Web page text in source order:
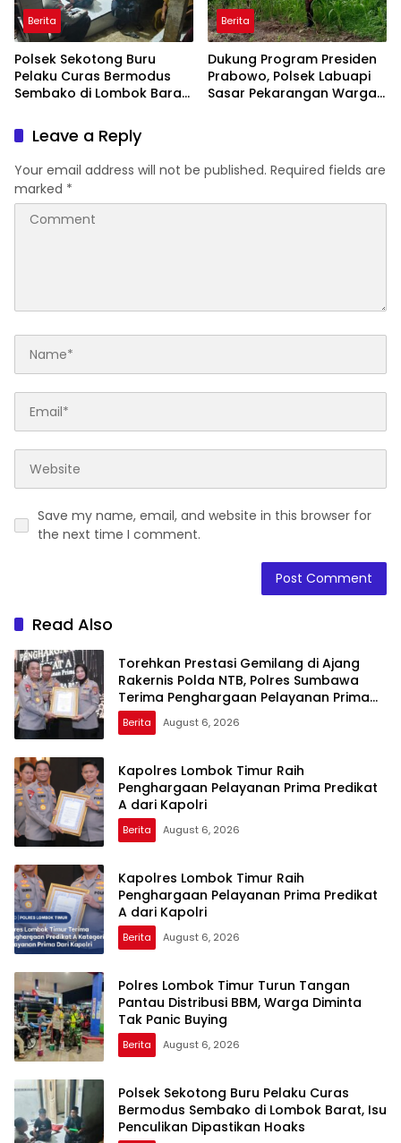
Berita
Polsek Sekotong Buru
Pelaku Curas Bermodus
Sembako di Lombok Barat,
Hoaks
Berita
Dukung Program Presiden
Prabowo, Polsek Labuapi
Sasar Pekarangan Warga
Leave a Reply
Your email address will not be published. Required fields are
marked *
Save my name, email, and website in this browser for
the next time I comment.
Read Also
Torehkan Prestasi Gemilang di Ajang
Rakernis Polda NTB, Polres Sumbawa
Terima Penghargaan Pelayanan Prima
Kapolri
Berita August 6, 2026
Kapolres Lombok Timur Raih
Penghargaan Pelayanan Prima Predikat
A dari Kapolri
Berita August 6, 2026
Kapolres Lombok Timur Raih
Penghargaan Pelayanan Prima Predikat
A dari Kapolri
Berita August 6, 2026
Polres Lombok Timur Turun Tangan
Pantau Distribusi BBM, Warga Diminta
Tak Panic Buying
Berita August 6, 2026
Polsek Sekotong Buru Pelaku Curas
Bermodus Sembako di Lombok Barat, Isu
Penculikan Dipastikan Hoaks